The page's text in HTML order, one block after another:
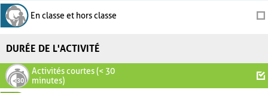
En classe et hors classe
DURÉE DE L'ACTIVITÉ
Activités courtes (< 30
minutes)